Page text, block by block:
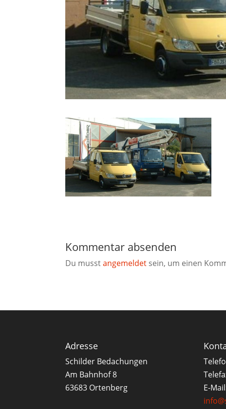
Kommentar absenden
Du musstangemeldet sein, um einen
Adresse
Schilder Bedachungen
Am Bahnhof 8
63683 Ortenberg
E-